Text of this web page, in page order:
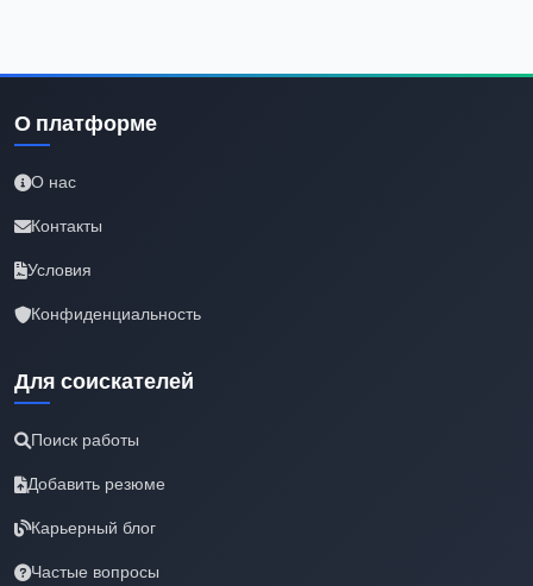
О платформе
О нас
Контакты
Условия
Конфиденциальность
Для соискателей
Поиск работы
Добавить резюме
Карьерный блог
Частые вопросы